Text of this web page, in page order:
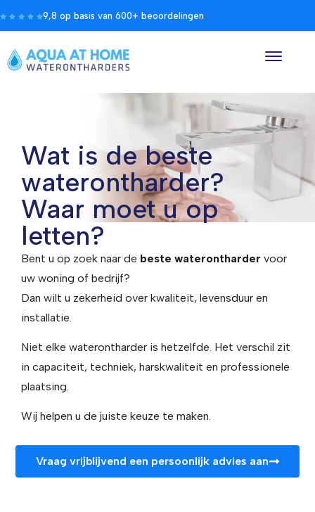
9,8 op basis van 600+ beoordelingen
Wat is de beste
waterontharder?
Waar moet u op
letten?
Bent u op zoek naar de beste waterontharder voor
uw woning of bedrijf?
Dan wilt u zekerheid over kwaliteit, levensduur en
installatie.
Niet elke waterontharder is hetzelfde. Het verschil zit
in capaciteit, techniek, harskwaliteit en professionele
plaatsing.
Wij helpen u de juiste keuze te maken.
Vraag vrijblijvend een persoonlijk advies aan